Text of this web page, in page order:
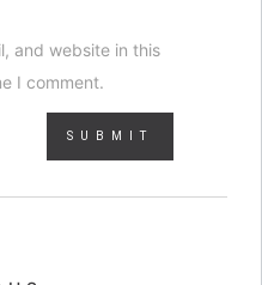
and website in this
I comment.